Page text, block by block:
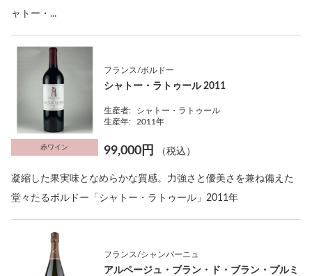
ャトー・...
赤ワイン
フランス/ボルドー
シャトー・ラトゥール 2011
生産者:
シャトー・ラトゥール
生産年:
2011年
99,000円 （税込）
凝縮した果実味となめらかな質感。力強さと優美さを兼ね備えた
堂々たるボルドー「シャトー・ラトゥール」2011年
フランス/シャンパーニュ
アルページュ・ブラン・ド・ブラン・プルミ